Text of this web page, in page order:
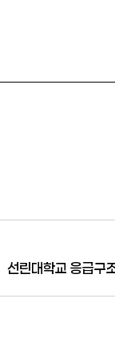
선린대학교 응급구